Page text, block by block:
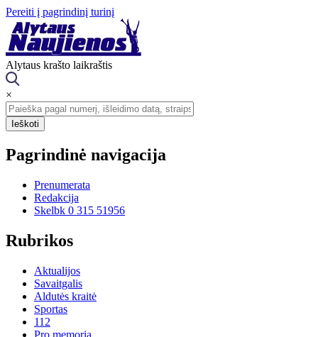
Pereiti į pagrindinį turinį
Alytaus krašto laikraštis
×
Pagrindinė navigacija
Prenumerata
Redakcija
Skelbk 0 315 51956
Rubrikos
Aktualijos
Savaitgalis
Aldutės kraitė
Sportas
112
Pro memoria